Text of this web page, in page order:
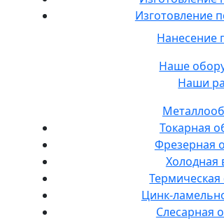
Изготовление
Нанесение
Наше
Наши
Токарная
Фрезерная
Холодная
Цинк-
Слесарная